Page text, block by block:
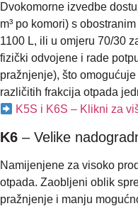
Dvokomorne izvedbe
m³ po komori) s
1100 L, ili u omjeru 70/30
fizički odvojene i rade
pražnjenje), što
različitih frakcija otpada
K5S i K6S – Klikni za
K6 – Velike
Namijenjene za visoko
otpada. Zaobljeni oblik
pražnjenje i manju